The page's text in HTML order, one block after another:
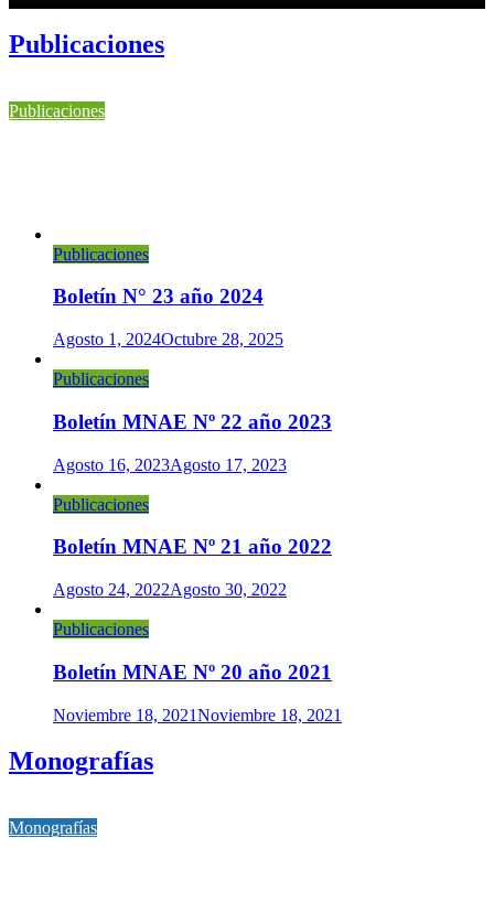
Publicaciones
Publicaciones
Publicaciones
Boletín N° 23 año 2024
Agosto 1, 2024Octubre 28, 2025
Publicaciones
Boletín MNAE Nº 22 año 2023
Agosto 16, 2023Agosto 17, 2023
Publicaciones
Boletín MNAE Nº 21 año 2022
Agosto 24, 2022Agosto 30, 2022
Publicaciones
Boletín MNAE Nº 20 año 2021
Noviembre 18, 2021Noviembre 18, 2021
Monografías
Monografías